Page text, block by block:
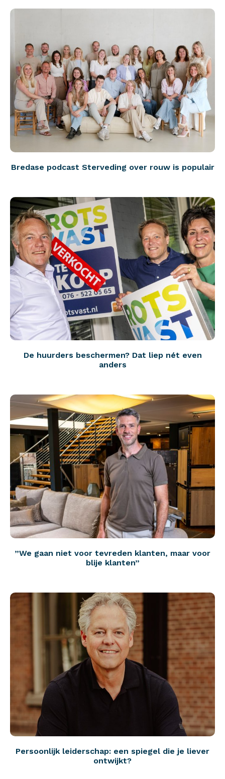
Bredase podcast Sterveding over rouw is populair
De huurders beschermen? Dat liep nét even
anders
”We gaan niet voor tevreden klanten, maar voor
blije klanten”
Persoonlijk leiderschap: een spiegel die je liever
ontwijkt?